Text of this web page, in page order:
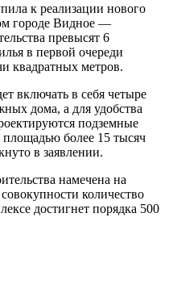
к реализации нового
городе Видное —
превысят 6
в первой очереди
квадратных метров.
включать в себя четыре
дома, а для удобства
подземные
более 15 тысяч
в заявлении.
намечена на
количество
достигнет порядка 500